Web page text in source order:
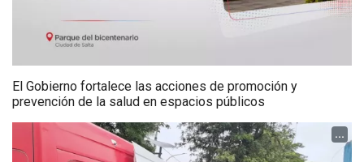
El Gobierno fortalece las acciones de promoción y
prevención de la salud en espacios públicos
...